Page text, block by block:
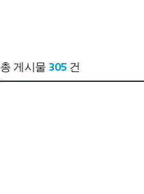
총 게시물 305 건